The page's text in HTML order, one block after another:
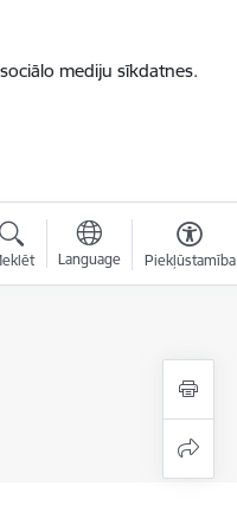
mediju sīkdatnes.
Language Piekļūstamība